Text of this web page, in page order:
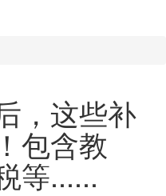
，这些补
包含教
等......